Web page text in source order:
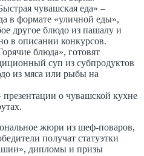
чувашская еда» –
в формате «уличной еды»,
другое блюдо из пашалу и
в описании конкурсов.
блюда», готовят
суп из субпродуктов
из мяса или рыбы на
о чувашской кухне
жюри из шеф-поваров,
получат статуэтки
дипломы и призы